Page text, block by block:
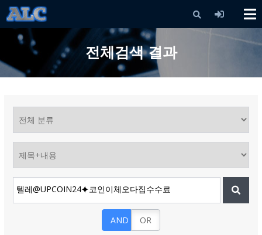
전체검색 결과
AND OR